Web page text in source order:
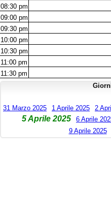
08:30 pm
09:00 pm
09:30 pm
10:00 pm
10:30 pm
11:00 pm
11:30 pm
31 Marzo 2025 1 Aprile 2025 2
5 Aprile 2025 6 Aprile
9 Aprile 2025